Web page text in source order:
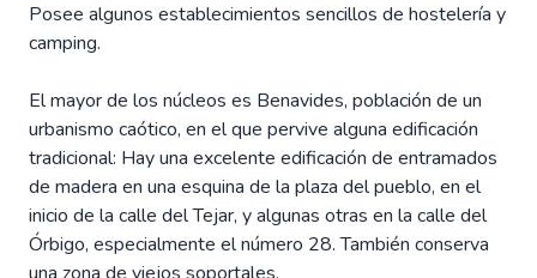
Posee algunos establecimientos sencillos de hostelería y
camping.
El mayor de los núcleos es Benavides, población de un
urbanismo caótico, en el que pervive alguna edificación
tradicional: Hay una excelente edificación de entramados
de madera en una esquina de la plaza del pueblo, en el
inicio de la calle del Tejar, y algunas otras en la calle del
Órbigo, especialmente el número 28. También conserva